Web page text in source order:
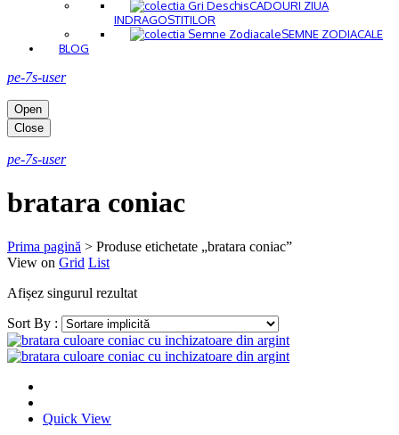
CADOURI ZIUA
INDRAGOSTITILOR
SEMNE ZODIACALE
BLOG
pe-7s-user
Open
Close
pe-7s-user
bratara coniac
Prima pagină > Produse etichetate „bratara coniac”
View on Grid List
Afișez singurul rezultat
Sort By :
Quick View